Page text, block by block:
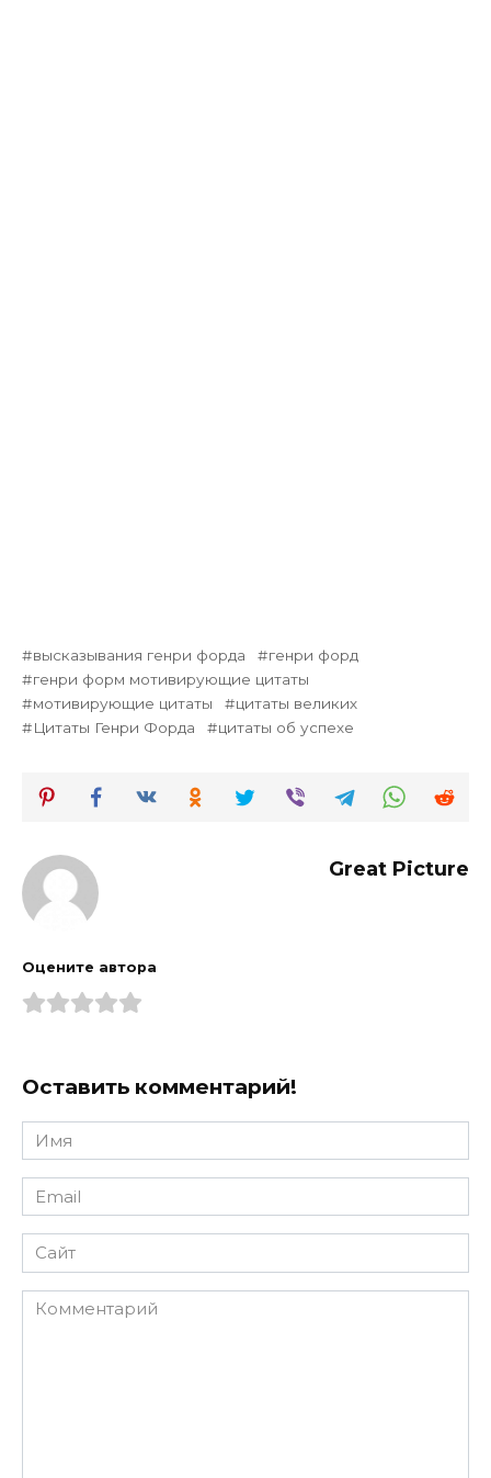
высказывания генри форда
генри форд
генри форм мотивирующие цитаты
мотивирующие цитаты
цитаты великих
Цитаты Генри Форда
цитаты об успехе
Great Picture
Оцените автора
Оставить комментарий!
Имя
*
Email
*
Сайт
Комментарий